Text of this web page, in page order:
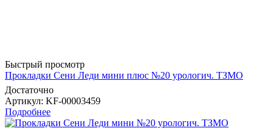
Быстрый просмотр
Прокладки Сени Леди мини плюс №20 урологич. ТЗМО
Достаточно
Артикул: KF-00003459
Подробнее